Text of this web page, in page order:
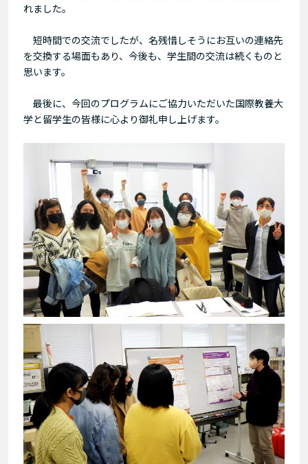
れました。
短時間での交流でしたが、名残惜しそうにお互いの連絡先
を交換する場面もあり、今後も、学生間の交流は続くものと
思います。
最後に、今回のプログラムにご協力いただいた国際教養大
学と留学生の皆様に心より御礼申し上げます。